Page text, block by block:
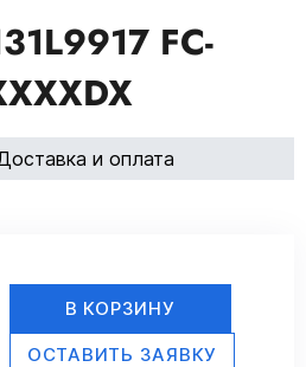
FC-
и оплата
В КОРЗИНУ
ОСТАВИТЬ ЗАЯВКУ